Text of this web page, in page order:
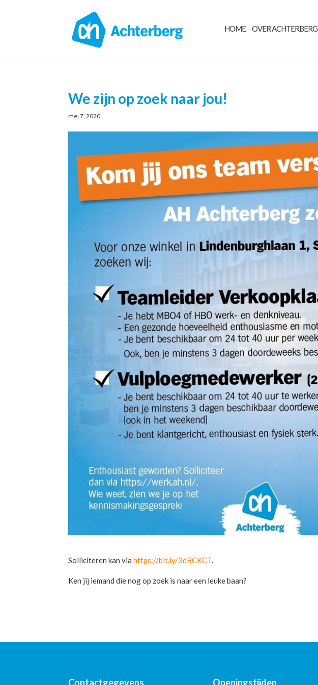
HOME OVER ACHTERBERG
We zijn op zoek naar jou!
mei 7, 2020
Solliciteren kan viahttps://bit.ly/3dBCKCT.
Ken jij iemand die nog op zoek is naar een leuke baan?
Contactgegevens Openingstijden